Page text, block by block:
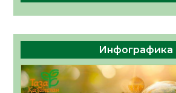
Инфографика